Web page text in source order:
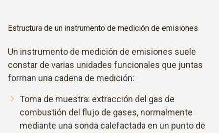
Estructura de un instrumento de medición de emisiones
Un instrumento de medición de emisiones suele
constar de varias unidades funcionales que juntas
forman una cadena de medición:
Toma de muestra: extracción del gas de
combustión del flujo de gases, normalmente
mediante una sonda calefactada en un punto de